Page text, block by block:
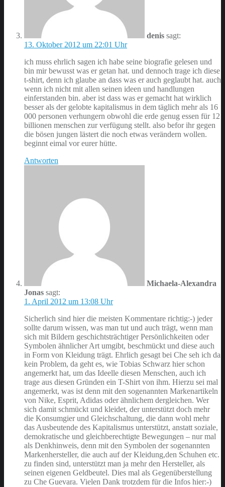
denis sagt:
13. Oktober 2012 um 22:01 Uhr
ich muss ehrlich sagen ich habe seine biografie gelesen und
bin mir bewusst was er getan hat. und dennoch trage ich diese
t-shirt, denn ich glaube an dass was er auch geglaubt hat. auch
wenn ich nicht mit allen seinen ideen und handlungen
einferstanden bin. aber ist dass was er gemacht hat wirklich
besser als der gelobte kapitalismus in dem täglich mehr als 16
000 personen verhungern obwohl die erde genug essen für 12
billionen menschen zur verfügung stellt. also befor ihr gegen
die bösen jungen lästert die noch etwas verändern wollen.
beginnt eimal vor eurer hütte.
Antworten
Michaela-Alexandra
Jonas sagt:
1. April 2012 um 13:08 Uhr
Sicherlich sind hier die meisten Kommentare richtig:-) jeder
sollte darum wissen, was man tut und auch trägt, wenn man
sich mit Bildern geschichtsträchtiger Persönlichkeiten oder
Symbolen ähnlicher Art umgibt, beschmückt und diese auch
in Form von Kleidung trägt. Ehrlich gesagt bei Che seh ich da
kein Problem, da geht es, wie Tobias Schwarz hier schon
angemerkt hat, um das Ideelle diesen Menschen, auch ich
trage aus diesen Gründen ein T-Shirt von ihm. Hierzu sei mal
angemerkt, was ist denn mit den sogenannten Markenartikeln
von Nike, Esprit, Adidas oder ähnlichem dergleichen. Wer
sich damit schmückt und kleidet, der unterstützt doch mehr
die Konsumgier und Gleichschaltung, die dann wohl mehr
das Ausbeutende des Kapitalismus unterstützt, anstatt soziale,
demokratische und gleichberechtigte Bewegungen – nur mal
als Denkhinweis, denn mit den Symbolen der sogenannten
Markenhersteller, die auch auf der Kleidung,den Schuhen etc.
zu finden sind, unterstützt man ja mehr den Hersteller, als
seinen eigenen Geldbeutel. Dies mal als Gegenüberstellung
zu Che Guevara. Vielen Dank trotzdem für die Infos hier:-)